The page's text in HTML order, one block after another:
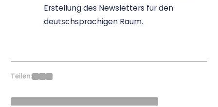
Erstellung des Newsletters für den
deutschsprachigen Raum.
Teilen: